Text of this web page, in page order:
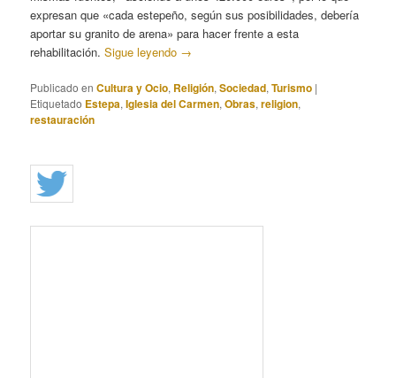
expresan que «cada estepeño, según sus posibilidades, debería
aportar su granito de arena» para hacer frente a esta
rehabilitación.Sigue leyendo →
Publicado en Cultura y Ocio, Religión,Sociedad,Turismo |
Etiquetado Estepa,Iglesia del Carmen,Obras,religion,
restauración